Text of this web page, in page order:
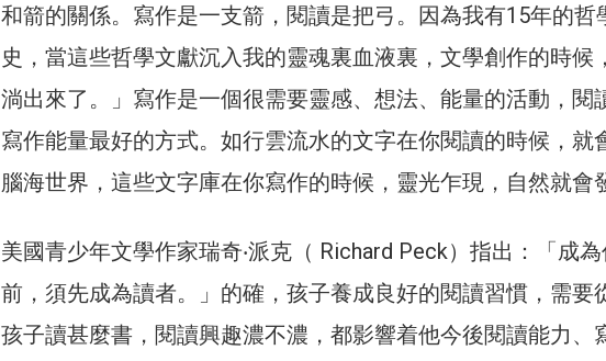
和箭的關係。寫作是一支箭，閱讀是把弓。因為我有15年的哲
史，當這些哲學文獻沉入我的靈魂裏血液裏，文學創作的時候
淌出來了。」寫作是一個很需要靈感、想法、能量的活動，閱
寫作能量最好的方式。如行雲流水的文字在你閱讀的時候，就
腦海世界，這些文字庫在你寫作的時候，靈光乍現，自然就會
美國青少年文學作家瑞奇‧派克（ Richard Peck）指出：「成為
前，須先成為讀者。」的確，孩子養成良好的閱讀習慣，需要
孩子讀甚麼書，閱讀興趣濃不濃，都影響着他今後閱讀能力、